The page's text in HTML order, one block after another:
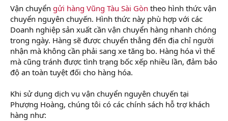
Vận chuyển gửi hàng Vũng Tàu Sài Gòn theo hình thức vận
chuyển nguyên chuyến. Hình thức này phù hợp với các
Doanh nghiệp sản xuất cần vận chuyển hàng nhanh chóng
trong ngày. Hàng sẽ được chuyển thẳng đến địa chỉ người
nhận mà không cần phải sang xe tăng bo. Hàng hóa vì thế
mà cũng tránh được tình trạng bốc xếp nhiều lần, đảm bảo
độ an toàn tuyệt đối cho hàng hóa.
Khi sử dụng dịch vụ vận chuyển nguyên chuyến tại
Phượng Hoàng, chúng tôi có các chính sách hỗ trợ khách
hàng như: